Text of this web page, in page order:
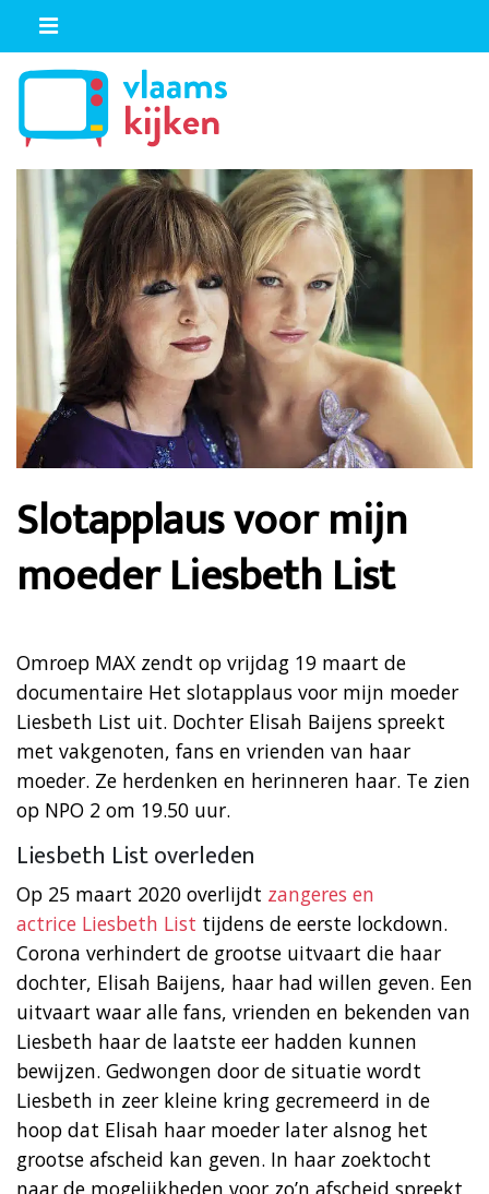
Slotapplaus voor mijn
moeder Liesbeth List
Omroep MAX zendt op vrijdag 19 maart de
documentaire Het slotapplaus voor mijn moeder
Liesbeth List uit. Dochter Elisah Baijens spreekt
met vakgenoten, fans en vrienden van haar
moeder. Ze herdenken en herinneren haar. Te zien
op NPO 2 om 19.50 uur.
Liesbeth List overleden
Op 25 maart 2020 overlijdt zangeres en
actrice Liesbeth List tijdens de eerste lockdown.
Corona verhindert de grootse uitvaart die haar
dochter, Elisah Baijens, haar had willen geven. Een
uitvaart waar alle fans, vrienden en bekenden van
Liesbeth haar de laatste eer hadden kunnen
bewijzen. Gedwongen door de situatie wordt
Liesbeth in zeer kleine kring gecremeerd in de
hoop dat Elisah haar moeder later alsnog het
grootse afscheid kan geven. In haar zoektocht
naar de mogelijkheden voor zo’n afscheid spreekt